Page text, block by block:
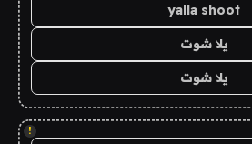
yalla shoot
يلا شوت
يلا شوت
!